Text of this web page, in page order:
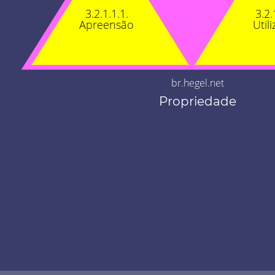
3.2.1.1.1.
Apreensão
br.hegel.net
Propriedade